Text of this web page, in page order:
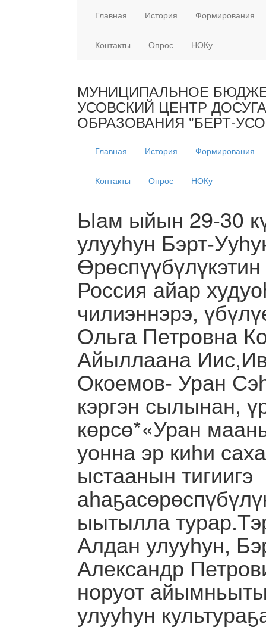
Главная История Формирования
Контакты Опрос НОКу
МУНИЦИПАЛЬНОЕ
УСОВСКИЙ ЦЕНТР
ОБРАЗОВАНИЯ "БЕРТ-
Главная История Формирования
Контакты Опрос НОКу
Ыам ыйын 29-30
улууһун Бэрт-
Россия айар
чилиэннэрэ,
Ольга Петровна
Айыллаана
Окоемов- Уран
кэргэн сылынан,
көрсө*«Уран
уонна эр киһи
ыстаанын тигиигэ
ыытылла
Алдан улууһун,
Александр
норуот
улууһун